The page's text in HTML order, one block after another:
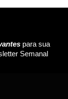
para sua
Semanal